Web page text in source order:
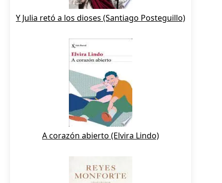
Y Julia retó a los dioses (Santiago Posteguillo)
A corazón abierto (Elvira Lindo)